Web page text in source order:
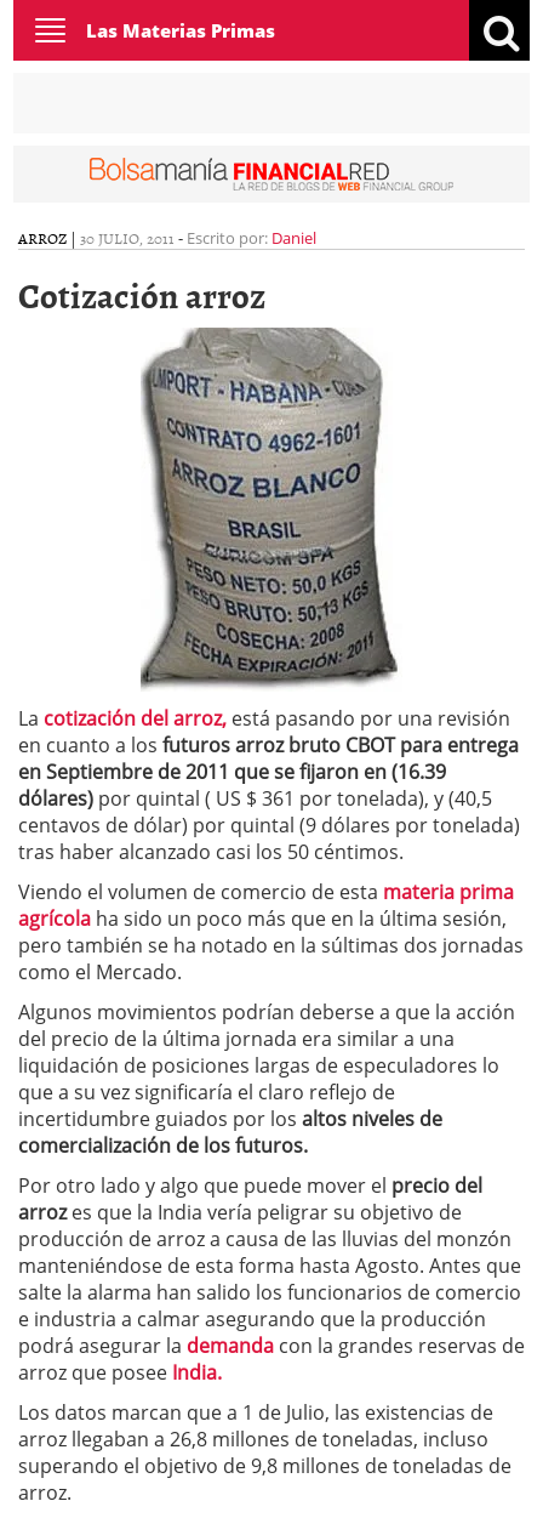
Toggle
navigation
Las Materias Primas
ARROZ | 30 JULIO, 2011 - Escrito por: Daniel
Cotización arroz
La cotización del arroz, está pasando por una revisión
en cuanto a los futuros arroz bruto CBOT para entrega
en Septiembre de 2011 que se fijaron en (16.39
dólares) por quintal ( US $ 361 por tonelada), y (40,5
centavos de dólar) por quintal (9 dólares por tonelada)
tras haber alcanzado casi los 50 céntimos.
Viendo el volumen de comercio de esta materia prima
agrícola ha sido un poco más que en la última sesión,
pero también se ha notado en la súltimas dos jornadas
como el Mercado.
Algunos movimientos podrían deberse a que la acción
del precio de la última jornada era similar a una
liquidación de posiciones largas de especuladores lo
que a su vez significaría el claro reflejo de
incertidumbre guiados por los altos niveles de
comercialización de los futuros.
Por otro lado y algo que puede mover el precio del
arrozes que la India vería peligrar su objetivo de
producción de arroz a causa de las lluvias del monzón
manteniéndose de esta forma hasta Agosto. Antes que
salte la alarma han salido los funcionarios de comercio
e industria a calmar asegurando que la producción
podrá asegurar la demanda con la grandes reservas de
arroz que posee India.
Los datos marcan que a 1 de Julio, las existencias de
arroz llegaban a 26,8 millones de toneladas, incluso
superando el objetivo de 9,8 millones de toneladas de
arroz.